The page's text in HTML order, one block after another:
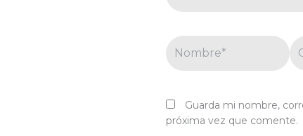
Guarda mi nombre,
próxima vez que comente.